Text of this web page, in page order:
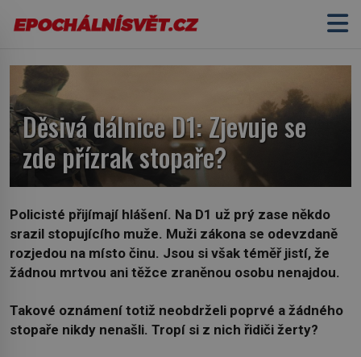
Děsivá dálnice D1: Zjevuje se
zde přízrak stopaře?
Policisté přijímají hlášení. Na D1 už prý zase někdo
srazil stopujícího muže. Muži zákona se odevzdaně
rozjedou na místo činu. Jsou si však téměř jistí, že
žádnou mrtvou ani těžce zraněnou osobu nenajdou.
Takové oznámení totiž neobdrželi poprvé a žádného
stopaře nikdy nenašli. Tropí si z nich řidiči žerty?